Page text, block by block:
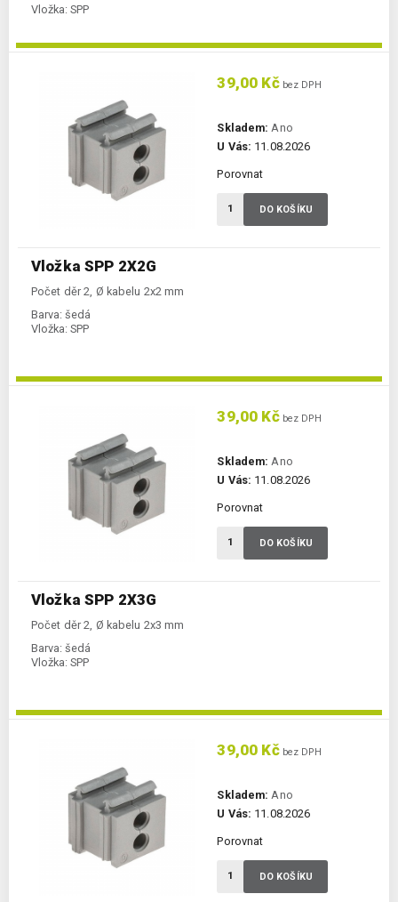
Vložka: SPP
Vložka SPP 2X2G
Počet děr 2, Ø kabelu 2x2 mm
Barva: šedá
Vložka: SPP
39,00 Kčbez DPH
Skladem: Ano
U Vás: 11.08.2026
Porovnat
DO KOŠÍKU
Vložka SPP 2X3G
Počet děr 2, Ø kabelu 2x3 mm
Barva: šedá
Vložka: SPP
39,00 Kčbez DPH
Skladem: Ano
U Vás: 11.08.2026
Porovnat
DO KOŠÍKU
39,00 Kčbez DPH
Skladem: Ano
U Vás: 11.08.2026
Porovnat
DO KOŠÍKU